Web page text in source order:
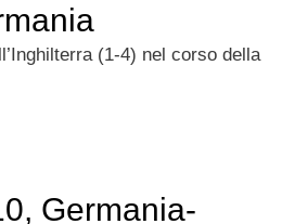
(1-4) nel corso della
Germania-